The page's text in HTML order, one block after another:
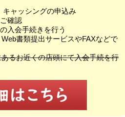
ャッシングの申込み
確認
入会手続きを行う
Web書類提出サービスやFAXなどで
るお近くの店頭にて入会手続を行